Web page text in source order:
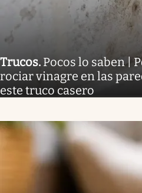
Trucos. Pocos lo saben |
rociar vinagre en las
este truco casero